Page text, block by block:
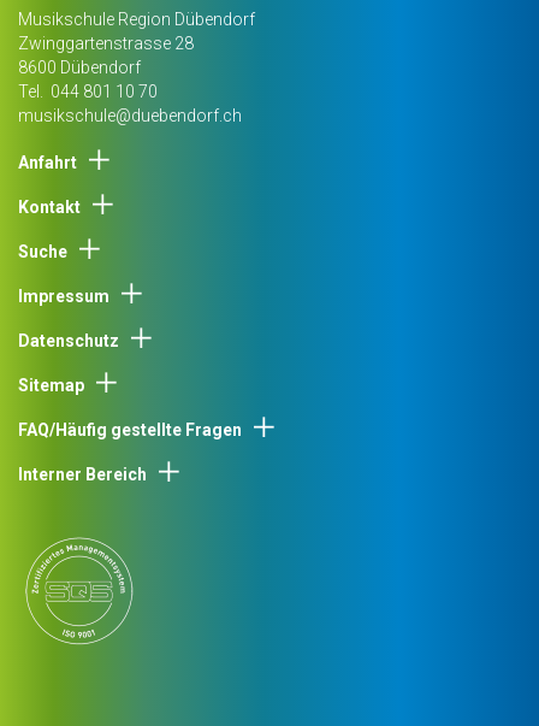
Musikschule Region Dübendorf
Zwinggartenstrasse 28
8600 Dübendorf
Tel. 044 801 10 70
musikschule@duebendorf.ch
Anfahrt
Kontakt
Suche
Impressum
Datenschutz
Sitemap
FAQ/Häufig gestellte Fragen
Interner Bereich